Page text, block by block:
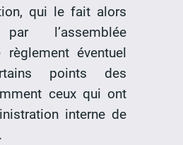
qui le fait alors
l’assemblée
règlement éventuel
points des
ceux qui ont
interne de